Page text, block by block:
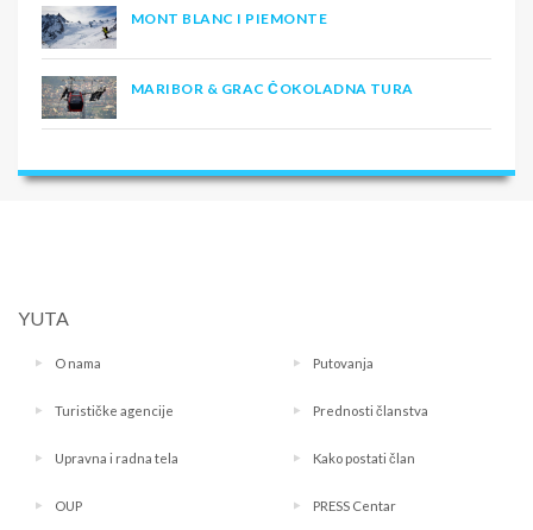
MONT BLANC I PIEMONTE
MARIBOR & GRAC ČOKOLADNA TURA
YUTA
O nama Putovanja
Turističke agencije Prednosti članstva
Upravna i radna tela Kako postati član
OUP PRESS Centar